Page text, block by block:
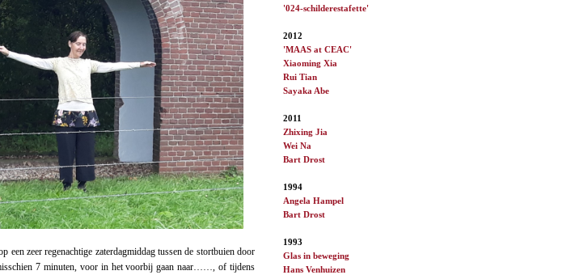
een zeer regenachtige zaterdagmiddag tussen de stortbuien door
7 minuten, voor in het voorbij gaan naar……, of tijdens
'024-schilderestafette'
2012
'MAAS at CEAC'
Xiaoming Xia
Rui Tian
Sayaka Abe
2011
Zhixing Jia
Wei Na
Bart Drost
1994
Angela Hampel
Bart Drost
1993
Glas in beweging
Hans Venhuizen